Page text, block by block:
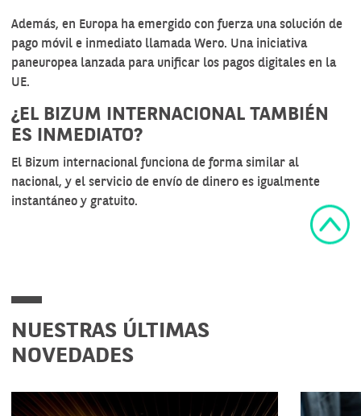
Además, en Europa ha emergido con fuerza una solución de
pago móvil e inmediato llamada Wero. Una iniciativa
paneuropea lanzada para unificar los pagos digitales en la
UE.
¿EL BIZUM INTERNACIONAL TAMBIÉN
ES INMEDIATO?
El Bizum internacional funciona de forma similar al
nacional, y el servicio de envío de dinero es igualmente
instantáneo y gratuito.
NUESTRAS ÚLTIMAS
NOVEDADES